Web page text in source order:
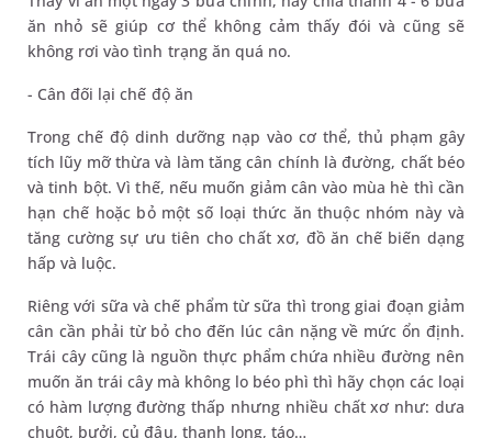
ăn nhỏ sẽ giúp cơ thể không cảm thấy đói và cũng sẽ
không rơi vào tình trạng ăn quá no.
- Cân đối lại chế độ ăn
Trong chế độ dinh dưỡng nạp vào cơ thể, thủ phạm gây
tích lũy mỡ thừa và làm tăng cân chính là đường, chất béo
và tinh bột. Vì thế, nếu muốn giảm cân vào mùa hè thì cần
hạn chế hoặc bỏ một số loại thức ăn thuộc nhóm này và
tăng cường sự ưu tiên cho chất xơ, đồ ăn chế biến dạng
hấp và luộc.
Riêng với sữa và chế phẩm từ sữa thì trong giai đoạn giảm
cân cần phải từ bỏ cho đến lúc cân nặng về mức ổn định.
Trái cây cũng là nguồn thực phẩm chứa nhiều đường nên
muốn ăn trái cây mà không lo béo phì thì hãy chọn các loại
có hàm lượng đường thấp nhưng nhiều chất xơ như: dưa
chuột, bưởi, củ đậu, thanh long, táo…